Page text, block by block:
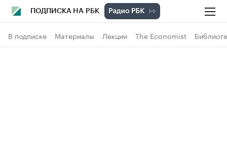
ПОДПИСКА НА РБК
В подписке Материалы Лекции The Economist